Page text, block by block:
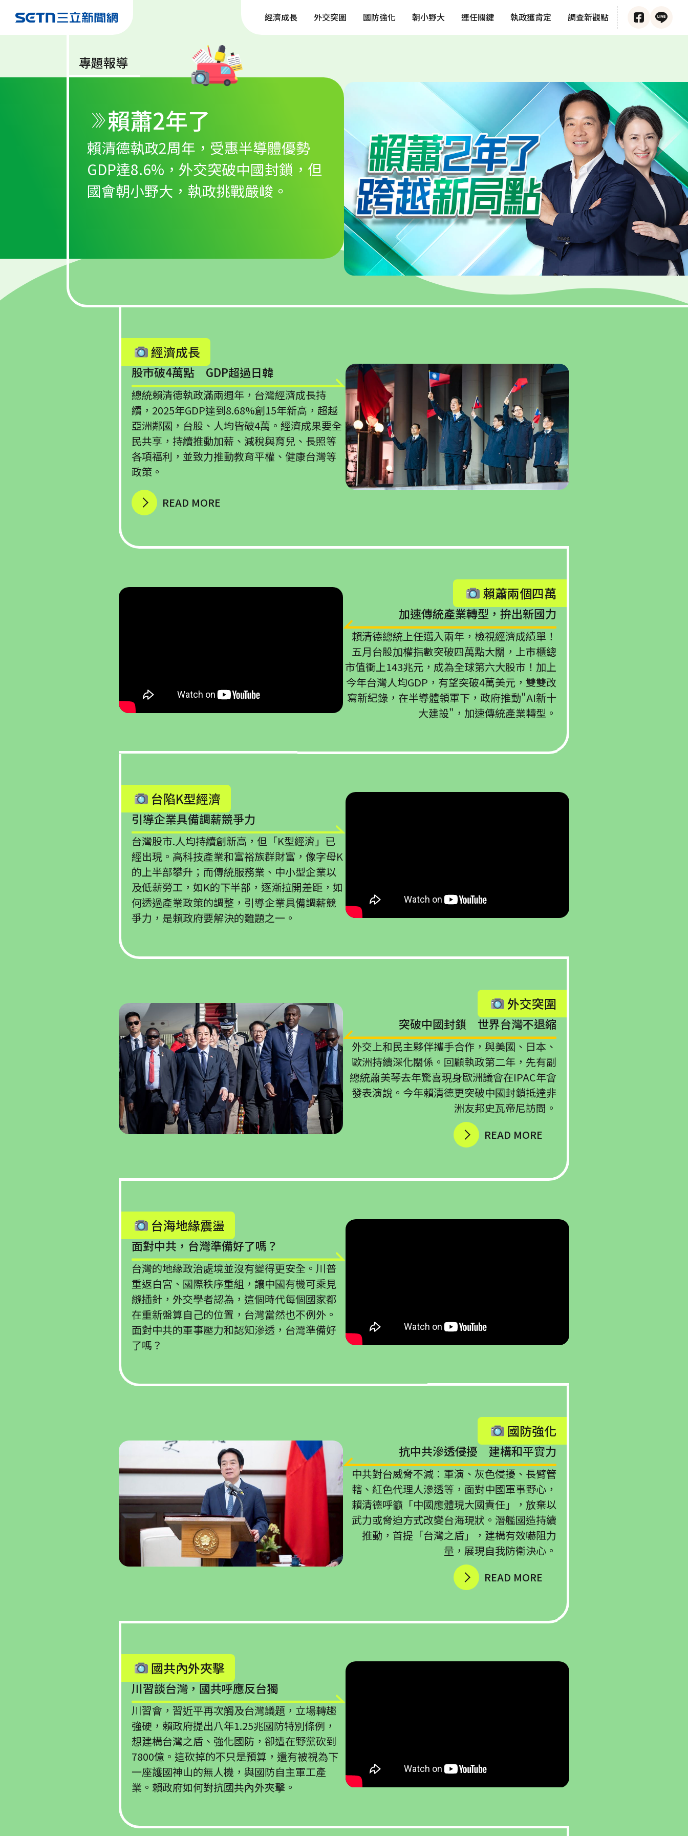
經濟成長 外交突圍 國防強化 朝小野大 連任關鍵 執政獲肯定 調查新觀點
專題報導
賴蕭2年了
賴清德執政2周年，受惠半導體優勢
GDP達8.6%，外交突破中國封鎖，但
國會朝小野大，執政挑戰嚴峻。
經濟成長
股市破4萬點 GDP超過日韓
總統賴清德執政滿兩週年，台灣經濟成長持
續，2025年GDP達到8.68%創15年新高，超越
亞洲鄰國，台股、人均皆破4萬。經濟成果要全
民共享，持續推動加薪、減稅與育兒、長照等
各項福利，並致力推動教育平權、健康台灣等
政策。
READ MORE
賴蕭兩個四萬
加速傳統產業轉型，拚出新國力
賴清德總統上任邁入兩年，檢視經濟成績單！
五月台股加權指數突破四萬點大關，上市櫃總
市值衝上143兆元，成為全球第六大股市！加上
今年台灣人均GDP，有望突破4萬美元，雙雙改
寫新紀錄，在半導體領軍下，政府推動"AI新十
大建設"，加速傳統產業轉型。
台陷K型經濟
引導企業具備調薪競爭力
台灣股市.人均持續創新高，但「K型經濟」已
經出現。高科技產業和富裕族群財富，像字母K
的上半部攀升；而傳統服務業、中小型企業以
及低薪勞工，如K的下半部，逐漸拉開差距，如
何透過產業政策的調整，引導企業具備調薪競
爭力，是賴政府要解決的難題之一。
外交突圍
突破中國封鎖 世界台灣不退縮
外交上和民主夥伴攜手合作，與美國、日本、
歐洲持續深化關係。回顧執政第二年，先有副
總統蕭美琴去年驚喜現身歐洲議會在IPAC年會
發表演說。今年賴清德更突破中國封鎖抵達非
洲友邦史瓦帝尼訪問。
READ MORE
台海地緣震盪
面對中共，台灣準備好了嗎？
台灣的地緣政治處境並沒有變得更安全。川普
重返白宮、國際秩序重組，讓中國有機可乘見
縫插針，外交學者認為，這個時代每個國家都
在重新盤算自己的位置，台灣當然也不例外。
面對中共的軍事壓力和認知滲透，台灣準備好
了嗎？
國防強化
抗中共滲透侵擾 建構和平實力
中共對台威脅不減：軍演、灰色侵擾、長臂管
轄、紅色代理人滲透等，面對中國軍事野心，
賴清德呼籲「中國應體現大國責任」，放棄以
武力或脅迫方式改變台海現狀。潛艦國造持續
推動，首提「台灣之盾」，建構有效嚇阻力
量，展現自我防衛決心。
READ MORE
國共內外夾擊
川習談台灣，國共呼應反台獨
川習會，習近平再次觸及台灣議題，立場轉趨
強硬，賴政府提出八年1.25兆國防特別條例，
想建構台灣之盾、強化國防，卻遭在野黨砍到
7800億。這砍掉的不只是預算，還有被視為下
一座護國神山的無人機，與國防自主軍工產
業。賴政府如何對抗國共內外夾擊。